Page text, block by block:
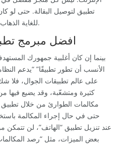
تطبيق لتوصيل البقالة. حتى لو
للغاية الذهاب إلى كل موقع على حدة.
افضل مبرمج
بينما إن كان أغلبية جمهورك
الأنسب أن تطور تطبيقًا” “يدعم
على عالم تطبيقات الجوال،
كثيرة ومتشعّبة، وقد يضيع فيها
مكالمات الطوارئ من خلال تطبيق
حتى في حال إجراء المكالمة
بعض الميزات، مثل “رصد